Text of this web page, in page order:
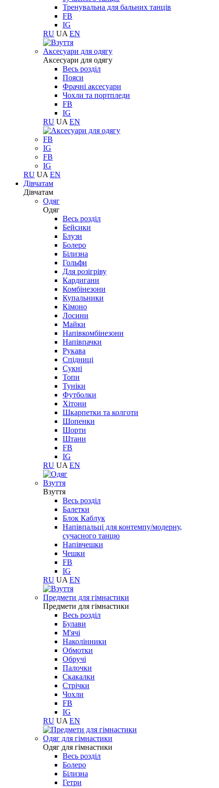
Тренувальна для бальних танців
FB
IG
RU UA EN
Aксесуари для одягу
Aксесуари для одягу
Весь розділ
Пояси
Фрачні аксесуари
Чохли та портпледи
FB
IG
RU UA EN
FB
IG
FB
IG
RU UA EN
Дівчатам
Дівчатам
Одяг
Одяг
Весь розділ
Бейсики
Блузи
Болеро
Білизна
Гольфи
Для розігріву
Кардигани
Комбінезони
Купальники
Кімоно
Лосини
Майки
Напівкомбінезони
Напівпачки
Рукава
Спідниці
Сукні
Топи
Туніки
Футболки
Хітони
Шкарпетки та колготи
Шопенки
Шорти
Штани
FB
IG
RU UA EN
Взуття
Взуття
Весь розділ
Балетки
Блок Каблук
Напівпальці для контемпу/модерну,
сучасного танцю
Напівчешки
Чешки
FB
IG
RU UA EN
Предмети для гімнастики
Предмети для гімнастики
Весь розділ
Булави
М'ячі
Наколінники
Обмотки
Обручі
Палочки
Скакалки
Стрічки
Чохли
FB
IG
RU UA EN
Одяг для гімнастики
Одяг для гімнастики
Весь розділ
Болеро
Білизна
Гетри